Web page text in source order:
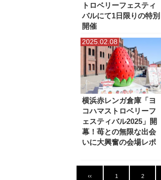
トロベリーフェスティ
バルにて1日限りの特別
開催
2025.02.08
横浜赤レンガ倉庫「ヨ
コハマストロベリーフ
ェスティバル2025」開
幕！苺との無限な出会
いに大興奮の会場レポ
‹‹ 1 2